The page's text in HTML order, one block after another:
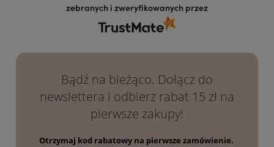
zebranych i zweryfikowanych przez